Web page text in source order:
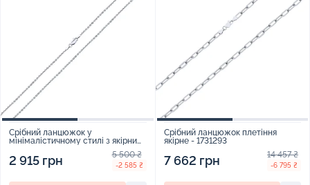
Срібний ланцюжок у
мінімалістичному стилі з якірним
2 915 грн 5 500 ₴
-2 585 ₴
Срібний ланцюжок плетіння
якірне - 1731293
7 662 грн 14 457 ₴
-6 795 ₴